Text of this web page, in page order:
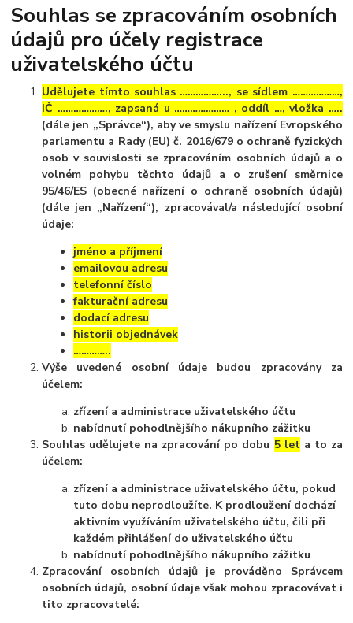
Souhlas se zpracováním osobních
údajů pro účely registrace
uživatelského účtu
Udělujete tímto souhlas ……………..., se sídlem ………………,
IČ ………………., zapsaná u ………………… , oddíl …, vložka …..
(dále jen „Správce“), aby ve smyslu nařízení Evropského
parlamentu a Rady (EU) č. 2016/679 o ochraně fyzických
osob v souvislosti se zpracováním osobních údajů a o
volném pohybu těchto údajů a o zrušení směrnice
95/46/ES (obecné nařízení o ochraně osobních údajů)
(dále jen „Nařízení“), zpracovával/a následující osobní
údaje:
jméno a příjmení
emailovou adresu
telefonní číslo
fakturační adresu
dodací adresu
historii objednávek
…………..
Výše uvedené osobní údaje budou zpracovány za
účelem:
zřízení a administrace uživatelského účtu
nabídnutí pohodlnějšího nákupního zážitku
Souhlas udělujete na zpracování po dobu 5 leta to za
účelem:
zřízení a administrace uživatelského účtu, pokud
tuto dobu neprodloužíte. K prodloužení dochází
aktivním využíváním uživatelského účtu, čili při
každém přihlášení do uživatelského účtu
nabídnutí pohodlnějšího nákupního zážitku
Zpracování osobních údajů je prováděno Správcem
osobních údajů, osobní údaje však mohou zpracovávat i
tito zpracovatelé: